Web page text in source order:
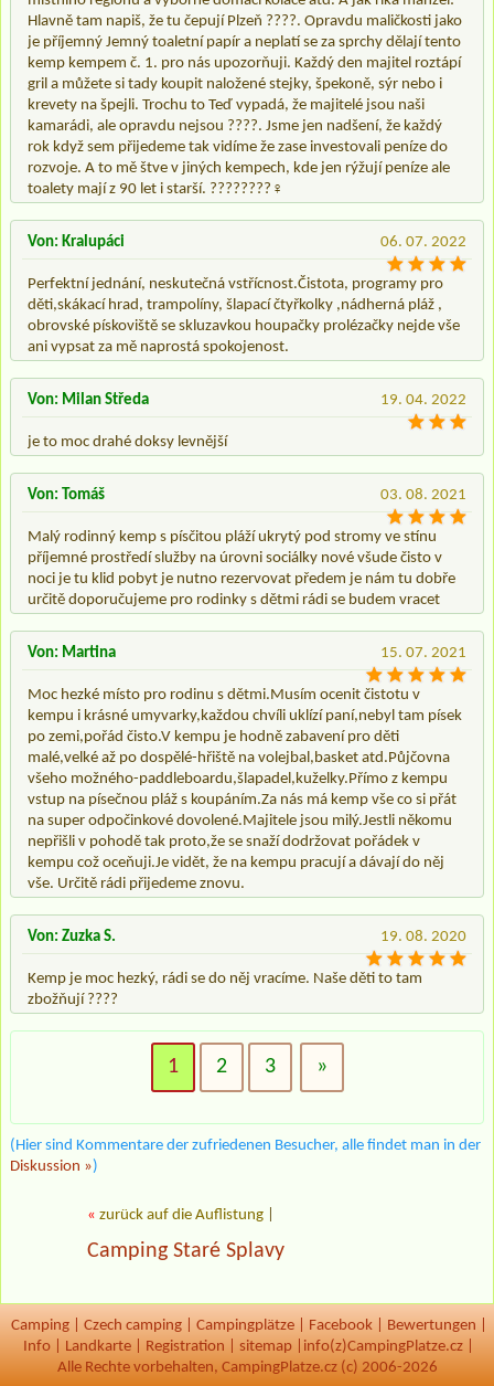
Hlavně tam napiš, že tu čepují Plzeň ????. Opravdu maličkosti jako
je příjemný Jemný toaletní papír a neplatí se za sprchy dělají tento
kemp kempem č. 1. pro nás upozorňuji. Každý den majitel roztápí
gril a můžete si tady koupit naložené stejky, špekoně, sýr nebo i
krevety na špejli. Trochu to Teď vypadá, že majitelé jsou naši
kamarádi, ale opravdu nejsou ????. Jsme jen nadšení, že každý
rok když sem přijedeme tak vidíme že zase investovali peníze do
rozvoje. A to mě štve v jiných kempech, kde jen rýžují peníze ale
toalety mají z 90 let i starší. ????????‍♀️
06. 07. 2022
Von: Kralupáci
Perfektní jednání, neskutečná vstřícnost.Čistota, programy pro
děti,skákací hrad, trampolíny, šlapací čtyřkolky ,nádherná pláž ,
obrovské pískoviště se skluzavkou houpačky prolézačky nejde vše
ani vypsat za mě naprostá spokojenost.
19. 04. 2022
Von: Milan Středa
je to moc drahé doksy levnější
03. 08. 2021
Von: Tomáš
Malý rodinný kemp s písčitou pláží ukrytý pod stromy ve stínu
příjemné prostředí služby na úrovni sociálky nové všude čisto v
noci je tu klid pobyt je nutno rezervovat předem je nám tu dobře
určitě doporučujeme pro rodinky s dětmi rádi se budem vracet
15. 07. 2021
Von: Martina
Moc hezké místo pro rodinu s dětmi.Musím ocenit čistotu v
kempu i krásné umyvarky,každou chvíli uklízí paní,nebyl tam písek
po zemi,pořád čisto.V kempu je hodně zabavení pro děti
malé,velké až po dospělé-hřiště na volejbal,basket atd.Půjčovna
všeho možného-paddleboardu,šlapadel,kuželky.Přímo z kempu
vstup na písečnou pláž s koupáním.Za nás má kemp vše co si přát
na super odpočinkové dovolené.Majitele jsou milý.Jestli někomu
nepřišli v pohodě tak proto,že se snaží dodržovat pořádek v
kempu což oceňuji.Je vidět, že na kempu pracují a dávají do něj
vše. Určitě rádi přijedeme znovu.
19. 08. 2020
Von: Zuzka S.
Kemp je moc hezký, rádi se do něj vracíme. Naše děti to tam
zbožňují ????
1 2 3 »
(Hier sind Kommentare der zufriedenen Besucher, alle findet man in der
Diskussion »)
« zurück auf die Auflistung
Camping Staré Splavy
Camping Czech camping Campingplätze Facebook Bewertungen
Info
Landkarte Registration sitemap
info(z)CampingPlatze.cz |
Alle Rechte vorbehalten, CampingPlatze.cz (c) 2006-2026